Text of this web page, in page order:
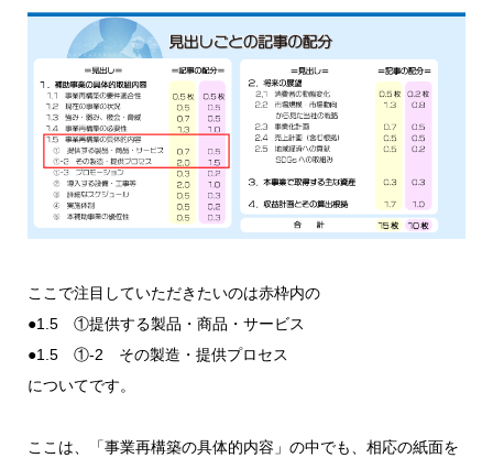
ここで注目していただきたいのは赤枠内の
●1.5 ①提供する製品・商品・サービス
●1.5 ①-2 その製造・提供プロセス
についてです。
ここは、「事業再構築の具体的内容」の中でも、相応の紙面を